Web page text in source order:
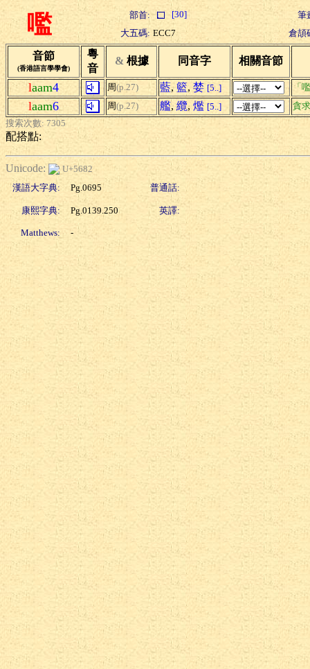
嚂 部首: [30]
筆
大五碼: ECC7 倉頡
音節
(香港語言學學會)
粵
音
& 根據 同音字 相關音節
laam4 周(p.27) 藍, 籃, 婪 [5..] 「
laam6 周(p.27) 艦, 纜, 爁 [5..]
貪求
搜索次數: 7305
配搭點:
Unicode:
U+5682
漢語大字典:
Pg.0695 普通話:
康熙字典: Pg.0139.250 英譯:
Matthews: -